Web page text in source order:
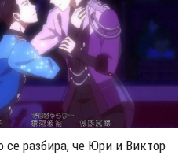
разбира, че Юри и Виктор